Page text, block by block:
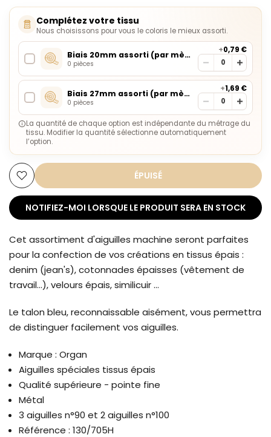
Complétez votre tissu
Nous choisissons pour vous le coloris le mieux assorti.
Biais 20mm assorti (par mètre)
0 pièces
+0,79 €
Biais 27mm assorti (par mètre)
0 pièces
+1,69 €
La quantité de chaque option est indépendante du métrage du
tissu. Modifier la quantité sélectionne automatiquement
l’option.
ÉPUISÉ
NOTIFIEZ-MOI LORSQUE LE PRODUIT SERA EN STOCK
Cet assortiment d'aiguilles machine seront parfaites
pour la confection de vos créations en tissus épais :
denim (jean's), cotonnades épaisses (vêtement de
travail...), velours épais, similicuir ...
Le talon bleu, reconnaissable aisément, vous permettra
de distinguer facilement vos aiguilles.
Marque : Organ
Aiguilles spéciales tissus épais
Qualité supérieure - pointe fine
Métal
3 aiguilles n°90 et 2 aiguilles n°100
Référence : 130/705H